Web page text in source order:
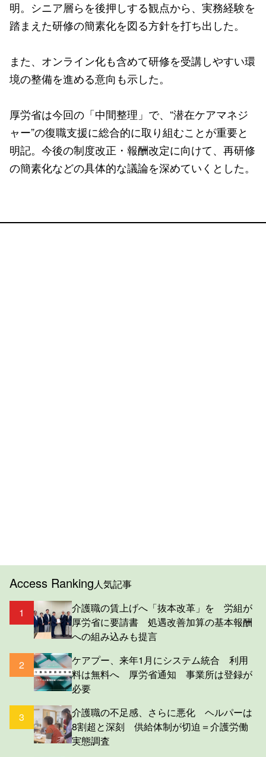
明。シニア層らを後押しする観点から、実務経験を
踏まえた研修の簡素化を図る方針を打ち出した。
また、オンライン化も含めて研修を受講しやすい環
境の整備を進める意向も示した。
厚労省は今回の「中間整理」で、“潜在ケアマネジ
ャー”の復職支援に総合的に取り組むことが重要と
明記。今後の制度改正・報酬改定に向けて、再研修
の簡素化などの具体的な議論を深めていくとした。
Access Ranking人気記事
1
介護職の賃上げへ「抜本改革」を 労組が
厚労省に要請書 処遇改善加算の基本報酬
への組み込みも提言
2
ケアプー、来年1月にシステム統合 利用
料は無料へ 厚労省通知 事業所は登録が
必要
3
介護職の不足感、さらに悪化 ヘルパーは
8割超と深刻 供給体制が切迫＝介護労働
実態調査